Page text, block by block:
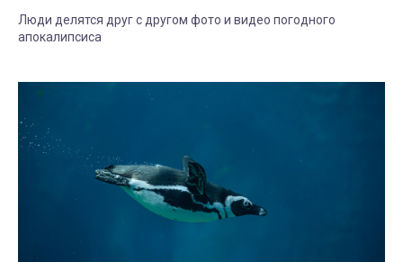
Люди делятся друг с другом фото и видео погодного
апокалипсиса